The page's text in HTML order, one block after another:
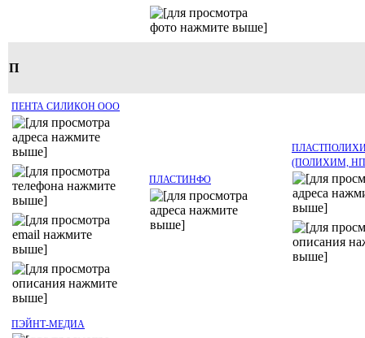
П
ПЕНТА СИЛИКОН ООО
ПЛАСТИНФО
(ПОЛИХИМ,
ПЭЙНТ-МЕДИА